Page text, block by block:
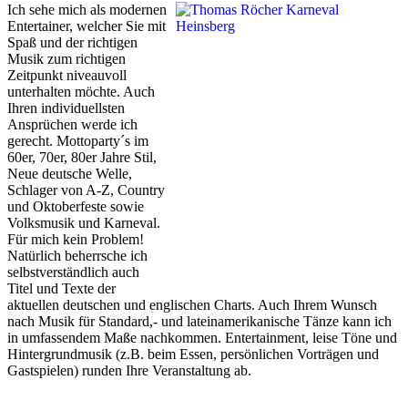
Ich sehe mich als modernen
Entertainer, welcher Sie mit
Spaß und der richtigen
Musik zum richtigen
Zeitpunkt niveauvoll
unterhalten möchte. Auch
Ihren individuellsten
Ansprüchen werde ich
gerecht. Mottoparty´s im
60er, 70er, 80er Jahre Stil,
Neue deutsche Welle,
Schlager von A-Z, Country
und Oktoberfeste sowie
Volksmusik und Karneval.
Für mich kein Problem!
Natürlich beherrsche ich
selbstverständlich auch
Titel und Texte der
aktuellen deutschen und englischen Charts. Auch Ihrem Wunsch
nach Musik für Standard,- und lateinamerikanische Tänze kann ich
in umfassendem Maße nachkommen. Entertainment, leise Töne und
Hintergrundmusik (z.B. beim Essen, persönlichen Vorträgen und
Gastspielen) runden Ihre Veranstaltung ab.